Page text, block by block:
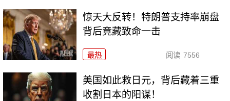
惊天大反转！特朗普支持率崩盘
背后竟藏致命一击
最热 阅读 7556
美国如此救日元，背后藏着三重
收割日本的阳谋！